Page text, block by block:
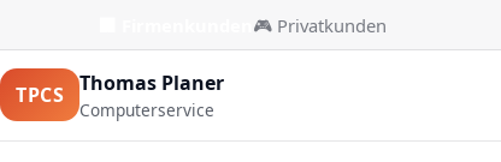
🎮 Privatkunden
TPCS Thomas Planer
Computerservice